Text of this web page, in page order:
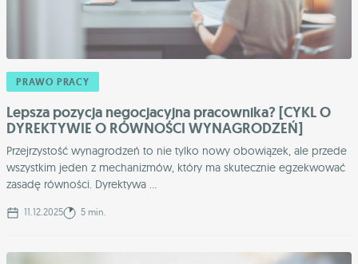
PRAWO PRACY
Lepsza pozycja negocjacyjna pracownika? [CYKL O
DYREKTYWIE O RÓWNOŚCI WYNAGRODZEŃ]
Przejrzystość wynagrodzeń to nie tylko nowy obowiązek, ale przede
wszystkim jeden z mechanizmów, który ma skutecznie egzekwować
zasadę równości. Dyrektywa ...
11.12.2025 5 min.